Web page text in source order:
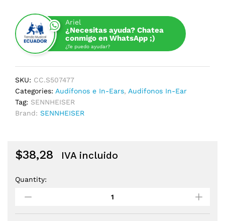
Ariel
¿Necesitas ayuda? Chatea
conmigo en WhatsApp ;)
¿Te puedo ayudar?
SKU: CC.S507477
Categories: Audífonos e In-Ears, Audifonos In-Ear
Tag: SENNHEISER
Brand: SENNHEISER
$38,28 IVA incluido
CABLE
IEW
Quantity: